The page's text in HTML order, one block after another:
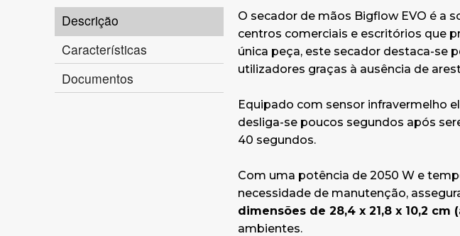
Descrição
Características
Documentos
O secador de mãos Bigflow EVO é a
centros comerciais e escritórios que
única peça, este secador destaca-se
utilizadores graças à ausência de
Equipado com sensor infravermelho
desliga-se poucos segundos após
40 segundos.
Com uma potência de 2050 W e
necessidade de manutenção,
dimensões de 28,4 x 21,8 x 10,2
ambientes.